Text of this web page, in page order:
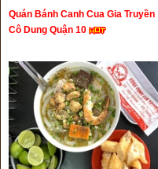
Quán Bánh Canh Cua Gia Truyền
Cô Dung Quận 10